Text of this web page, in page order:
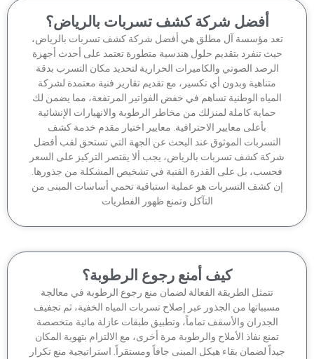
أفضل شركة كشف تسربات بالرياض؟
مؤسسة آل مطلق هي أفضل شركة كشف تسربات بالرياض،
تنفرد بتقديم حلول هندسية متطورة تعتمد على أحدث أجهزة
الرصد الصوتي والكاميرات الحرارية لتحديد مكان التسرب بدقة
متناهية وبدون أي تكسير، مع تقديم تقارير فنية معتمدة لشركة
الوطنية تساهم في خفض الفواتير المرتفعة، مما يضمن لك
حماية كاملة لمنزلك من مخاطر الرطوبة والانهيارات الإنشائية
بأعلى معايير الاحترافية. معايير اختيار مقدم خدمة كشف
الموثوق عند البحث عن الجهة التي تستحق لقب أفضل
كشف تسربات بالرياض، يجب ألا يقتصر التركيز على السعر
بل على القدرة الفنية في تشخيص المشكلة من جذورها.
كشف التسربات هو عملية استباقية تحمي أساسات المبنى من
التآكل وتمنع ظهور الفطريات
كيف أمنع رجوع الرطوبة؟
تتمثل الطريقة الفعالة لضمان منع رجوع الرطوبة في معالجة
من الجذور عبر إصلاح تسربات المياه الخفية، ثم تجفيف
الجدران والأسقف تماماً، وتطبيق طبقات عازلة مائية متخصصة
تمنع نفاذ الأملاح والرطوبة مرة أخرى، مع الالتزام بتهوية المكان
لضمان بقاء هيكل المبنى جافاً ومستقراً. استراتيجية منع تكرار